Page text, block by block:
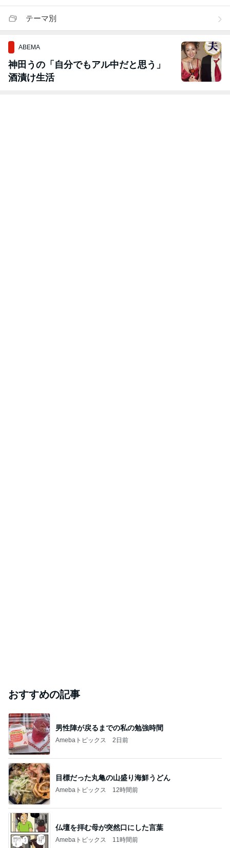
テーマ別
ABEMA
神田うの「自分でもアル中だと思う」
酒漬け生活
おすすめの記事
男性陣が戻るまでの私の勉強時間
Amebaトピックス 2日前
目標だった丸亀の山盛り海鮮うどん
Amebaトピックス 12時間前
仏壇を拝む母が突然口にした言葉
Amebaトピックス 11時間前